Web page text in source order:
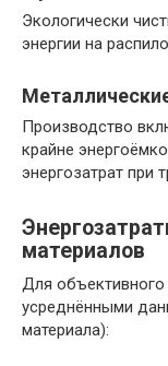
Экологически
энергии на
Производство
крайне
энергозатрат при
материалов
Для объективного
усреднёнными
материала):